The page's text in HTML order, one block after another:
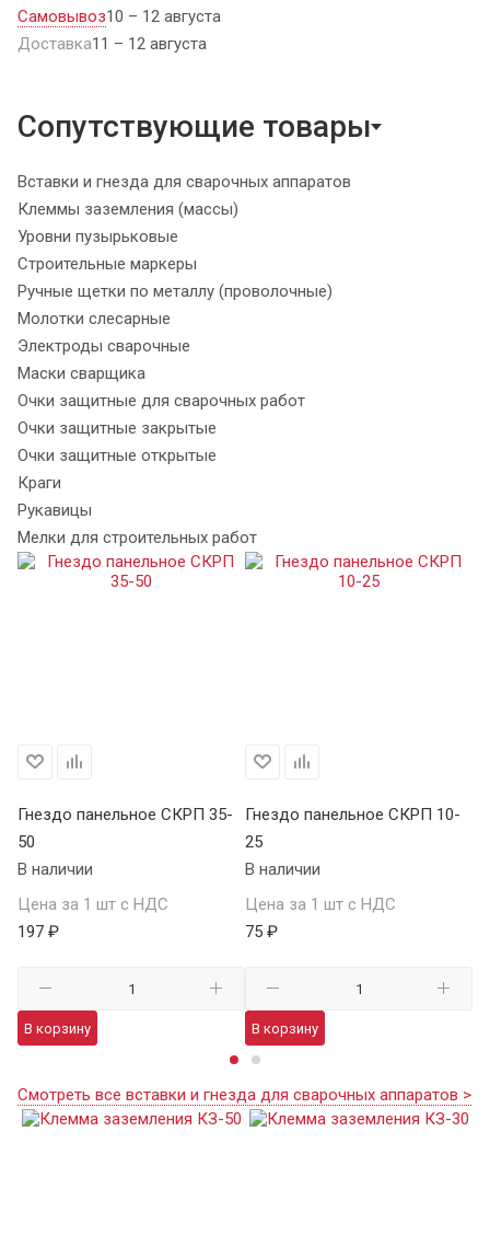
Самовывоз10 – 12 августа
Доставка11 – 12 августа
Сопутствующие товары
Вставки и гнезда для сварочных аппаратов
Клеммы заземления (массы)
Уровни пузырьковые
Строительные маркеры
Ручные щетки по металлу (проволочные)
Молотки слесарные
Электроды сварочные
Маски сварщика
Очки защитные для сварочных работ
Очки защитные закрытые
Очки защитные открытые
Краги
Рукавицы
Мелки для строительных работ
Гнездо панельное СКРП 35-
50
В наличии
Цена за 1 шт с НДС
197 ₽
В корзину
Гнездо панельное СКРП 10-
25
В наличии
Цена за 1 шт с НДС
75 ₽
В корзину
Смотреть все вставки и гнезда для сварочных аппаратов >